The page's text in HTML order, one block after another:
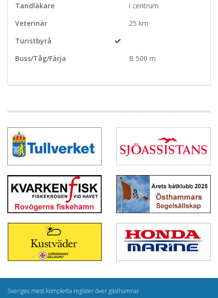
Tandläkare
i centrum
Veterinär
25 km
Turistbyrå
Buss/Tåg/Färja
B 500 m
Sveriges mest kompletta register över gästhamnar